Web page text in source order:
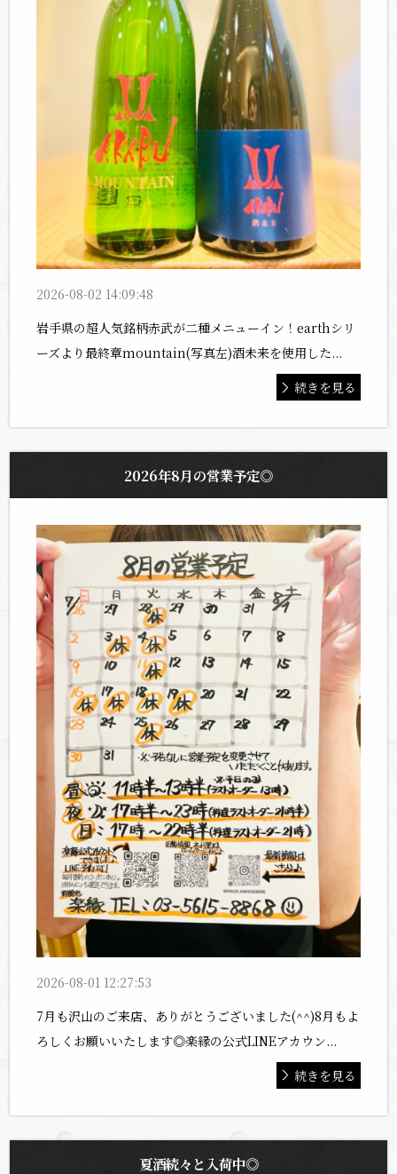
2026-08-02 14:09:48
岩手県の超人気銘柄赤武が二種メニューイン！earthシリ
ーズより最終章mountain(写真左)酒未来を使用した...
続きを見る
2026年8月の営業予定◎
2026-08-01 12:27:53
7月も沢山のご来店、ありがとうございました(^^)8月もよ
ろしくお願いいたします◎楽縁の公式LINEアカウン...
続きを見る
夏酒続々と入荷中◎